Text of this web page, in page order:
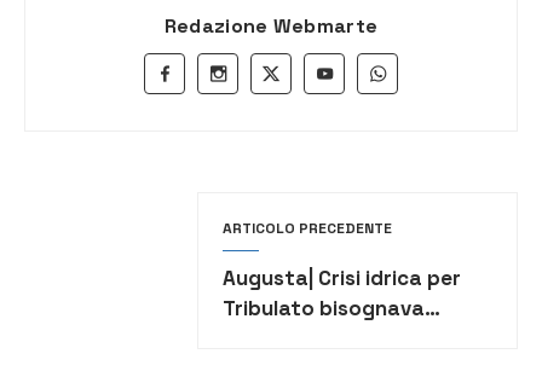
Redazione Webmarte
ARTICOLO PRECEDENTE
Augusta| Crisi idrica per
Tribulato bisognava